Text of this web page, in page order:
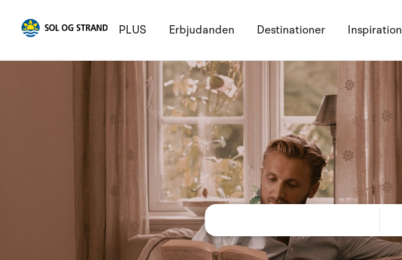
PLUS Erbjudanden Destinationer Inspiration